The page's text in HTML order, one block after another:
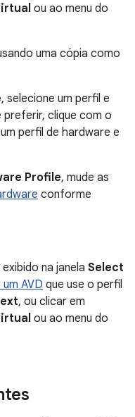
ou ao menu do
uma cópia como
, selecione um perfil e
preferir, clique com o
perfil de hardware e
Profile, mude as
conforme
na janela Select
AVD que use o perfil
, ou clicar em
ou ao menu do